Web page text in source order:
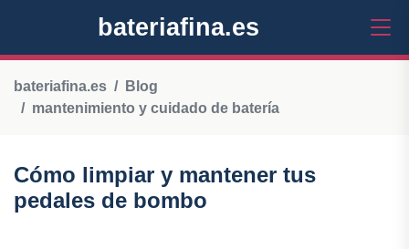
bateriafina.es
bateriafina.es
Blog
mantenimiento y cuidado de batería
Cómo limpiar y mantener tus
pedales de bombo